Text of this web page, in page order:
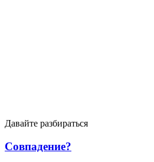
Давайте разбираться
Совпадение?